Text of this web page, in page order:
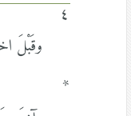
٤
وقَبْلَ
*